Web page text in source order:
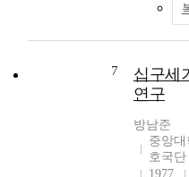
7
십구세
연구
방남준
중앙
호국단
1977